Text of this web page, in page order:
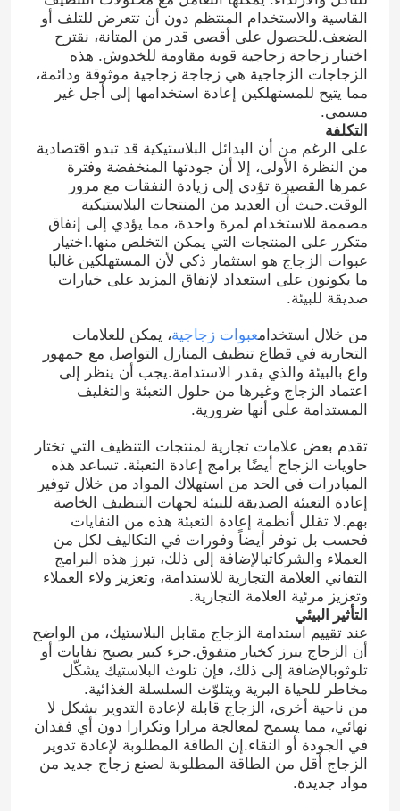
منزل
المنتجات
حول بنا
القاسية والاستخدام المنتظم دون أن تتعرض للتلف أو
الضعف.للحصول على أقصى قدر من المتانة، نقترح
اختيار زجاجة زجاجية قوية مقاومة للخدوش. هذه
الزجاجات الزجاجية هي زجاجة زجاجية موثوقة ودائمة،
مما يتيح للمستهلكين إعادة استخدامها إلى أجل غير
مسمى.
التكلفة
على الرغم من أن البدائل البلاستيكية قد تبدو اقتصادية
من النظرة الأولى، إلا أن جودتها المنخفضة وفترة
عمرها القصيرة تؤدي إلى زيادة النفقات مع مرور
الوقت.حيث أن العديد من المنتجات البلاستيكية
مصممة للاستخدام لمرة واحدة، مما يؤدي إلى إنفاق
متكرر على المنتجات التي يمكن التخلص منها.اختيار
عبوات الزجاج هو استثمار ذكي لأن المستهلكين غالبا
ما يكونون على استعداد لإنفاق المزيد على خيارات
صديقة للبيئة.
من خلال استخدامعبوات زجاجية، يمكن للعلامات
التجارية في قطاع تنظيف المنازل التواصل مع جمهور
واع بالبيئة والذي يقدر الاستدامة.يجب أن ينظر إلى
اعتماد الزجاج وغيرها من حلول التعبئة والتغليف
المستدامة على أنها ضرورية.
تقدم بعض علامات تجارية لمنتجات التنظيف التي تختار
حاويات الزجاج أيضًا برامج إعادة التعبئة. تساعد هذه
المبادرات في الحد من استهلاك المواد من خلال توفير
إعادة التعبئة الصديقة للبيئة لجهات التنظيف الخاصة
بهم.لا تقلل أنظمة إعادة التعبئة هذه من النفايات
فحسب بل توفر أيضاً وفورات في التكاليف لكل من
العملاء والشركاتبالإضافة إلى ذلك، تبرز هذه البرامج
التفاني العلامة التجارية للاستدامة، وتعزيز ولاء العملاء
وتعزيز مرئية العلامة التجارية.
التأثير البيئي
عند تقييم استدامة الزجاج مقابل البلاستيك، من الواضح
أن الزجاج يبرز كخيار متفوق.جزء كبير يصبح نفايات أو
تلوثوبالإضافة إلى ذلك، فإن تلوث البلاستيك يشكّل
مخاطر للحياة البرية ويتلوّث السلسلة الغذائية.
من ناحية أخرى، الزجاج قابلة لإعادة التدوير بشكل لا
نهائي، مما يسمح لمعالجة مرارا وتكرارا دون أي فقدان
في الجودة أو النقاء.إن الطاقة المطلوبة لإعادة تدوير
الزجاج أقل من الطاقة المطلوبة لصنع زجاج جديد من
مواد جديدة.